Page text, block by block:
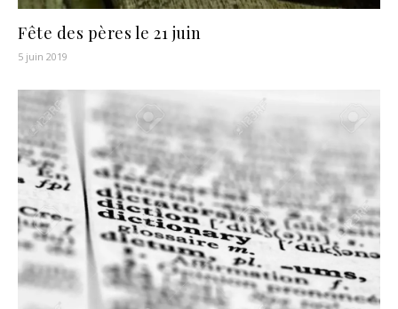
Fête des pères le 21 juin
5 juin 2019